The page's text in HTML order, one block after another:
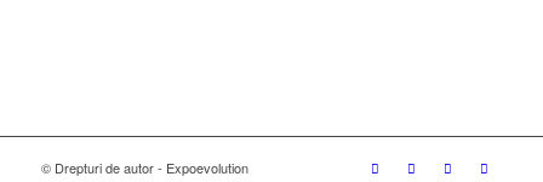
© Drepturi de autor - Expoevolution